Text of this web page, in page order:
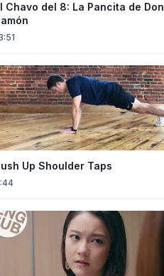
Chavo del 8: La Pancita de Don
Up Shoulder Taps